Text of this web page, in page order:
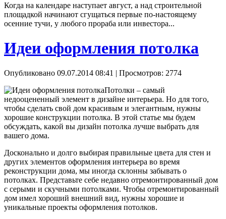
Когда на календаре наступает август, а над строительной
площадкой начинают сгущаться первые по-настоящему
осенние тучи, у любого прораба или инвестора...
Идеи оформления потолка
Опубликовано 09.07.2014 08:41 | Просмотров: 2774
Потолки – самый
недооцененный элемент в дизайне интерьера. Но для того,
чтобы сделать свой дом красивым и элегантным, нужны
хорошие конструкции потолка. В этой статье мы будем
обсуждать, какой вы дизайн потолка лучше выбрать для
вашего дома.
Досконально и долго выбирая правильные цвета для стен и
других элементов оформления интерьера во время
реконструкции дома, мы иногда склонны забывать о
потолках. Представьте себе недавно отремонтированный дом
с серыми и скучными потолками. Чтобы отремонтированный
дом имел хороший внешний вид, нужны хорошие и
уникальные проекты оформления потолков.